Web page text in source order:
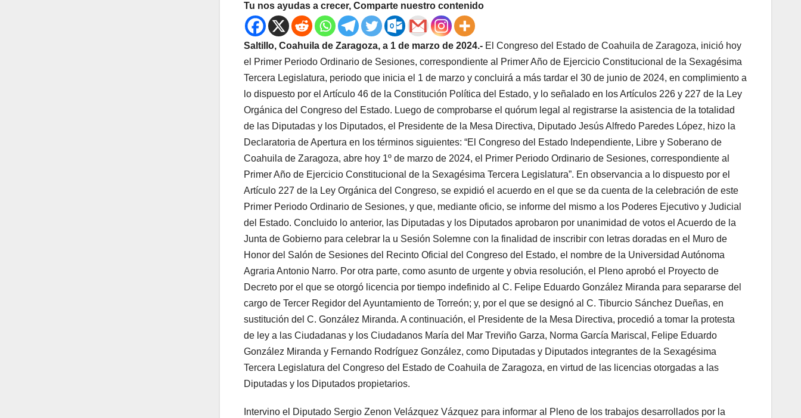
Tu nos ayudas a crecer, Comparte nuestro contenido
Saltillo, Coahuila de Zaragoza, a 1 de marzo de 2024.-El Congreso del Estado de Coahuila de Zaragoza, inició hoy
el Primer Periodo Ordinario de Sesiones, correspondiente al Primer Año de Ejercicio Constitucional de la Sexagésima
Tercera Legislatura, periodo que inicia el 1 de marzo y concluirá a más tardar el 30 de junio de 2024, en complimiento a
lo dispuesto por el Artículo 46 de la Constitución Política del Estado, y lo señalado en los Artículos 226 y 227 de la Ley
Orgánica del Congreso del Estado. Luego de comprobarse el quórum legal al registrarse la asistencia de la totalidad
de las Diputadas y los Diputados, el Presidente de la Mesa Directiva, Diputado Jesús Alfredo Paredes López, hizo la
Declaratoria de Apertura en los términos siguientes: “El Congreso del Estado Independiente, Libre y Soberano de
Coahuila de Zaragoza, abre hoy 1º de marzo de 2024, el Primer Periodo Ordinario de Sesiones, correspondiente al
Primer Año de Ejercicio Constitucional de la Sexagésima Tercera Legislatura”. En observancia a lo dispuesto por el
Artículo 227 de la Ley Orgánica del Congreso, se expidió el acuerdo en el que se da cuenta de la celebración de este
Primer Periodo Ordinario de Sesiones, y que, mediante oficio, se informe del mismo a los Poderes Ejecutivo y Judicial
del Estado. Concluido lo anterior, las Diputadas y los Diputados aprobaron por unanimidad de votos el Acuerdo de la
Junta de Gobierno para celebrar la u Sesión Solemne con la finalidad de inscribir con letras doradas en el Muro de
Honor del Salón de Sesiones del Recinto Oficial del Congreso del Estado, el nombre de la Universidad Autónoma
Agraria Antonio Narro. Por otra parte, como asunto de urgente y obvia resolución, el Pleno aprobó el Proyecto de
Decreto por el que se otorgó licencia por tiempo indefinido al C. Felipe Eduardo González Miranda para separarse del
cargo de Tercer Regidor del Ayuntamiento de Torreón; y, por el que se designó al C. Tiburcio Sánchez Dueñas, en
sustitución del C. González Miranda. A continuación, el Presidente de la Mesa Directiva, procedió a tomar la protesta
de ley a las Ciudadanas y los Ciudadanos María del Mar Treviño Garza, Norma García Mariscal, Felipe Eduardo
González Miranda y Fernando Rodríguez González, como Diputadas y Diputados integrantes de la Sexagésima
Tercera Legislatura del Congreso del Estado de Coahuila de Zaragoza, en virtud de las licencias otorgadas a las
Diputadas y los Diputados propietarios.
Intervino el Diputado Sergio Zenon Velázquez Vázquez para informar al Pleno de los trabajos desarrollados por la